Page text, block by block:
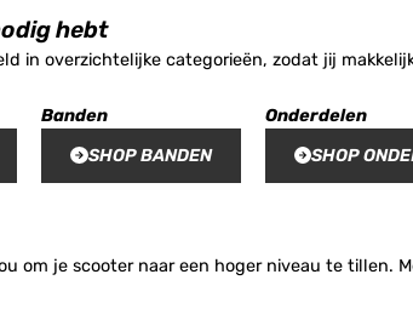
hebt
in overzichtelijke categorieën, zodat jij
Banden
SHOP BANDEN
Onderdelen
SHOP
om je scooter naar een hoger niveau te tillen.